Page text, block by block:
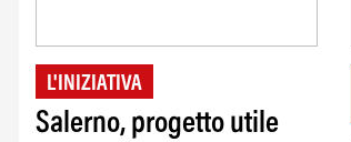
L'INIZIATIVA
Salerno, progetto utile